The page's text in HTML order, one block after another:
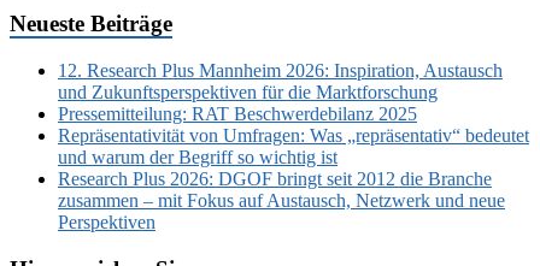
Neueste Beiträge
12. Research Plus Mannheim 2026: Inspiration, Austausch
und Zukunftsperspektiven für die Marktforschung
Pressemitteilung: RAT Beschwerdebilanz 2025
Repräsentativität von Umfragen: Was „repräsentativ“ bedeutet
und warum der Begriff so wichtig ist
Research Plus 2026: DGOF bringt seit 2012 die Branche
zusammen – mit Fokus auf Austausch, Netzwerk und neue
Perspektiven